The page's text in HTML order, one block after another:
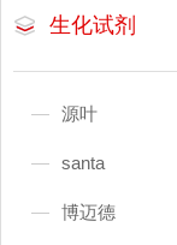
生化试剂
源叶
santa
博迈德